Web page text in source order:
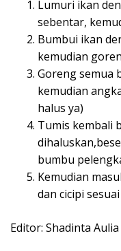
Lumuri ikan
sebentar,
Bumbui ikan
kemudian
Goreng semua
kemudian
halus ya)
Tumis kembali
bumbu
Kemudian
dan cicipi
Editor: Shadinta Aulia